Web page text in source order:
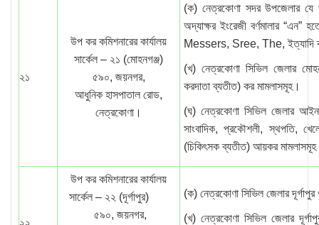
২১
উপ কর কমিশনারের কার্যালয়
সার্কেল – ২১ (মোহনগঞ্জ)
৫৯০, জয়নগর,
আধুনিক হাসপাতাল রোড,
নেত্রকোণা।
(ক) নেত্রকোণা সদর উপজেলার যে
অদ্যাক্ষর ইংরেজী বর্ণমালার
Messers, Sree, The, ইত্যাদি
(খ) নেত্রকোণা সিভিল জেলার
করদাতা ব্যতীত) কর মামলাসমূহ।
(ঘ) নেত্রকোণা সিভিল জেলার
সাংবাদিক, প্রকৌশলী, স্থপতি,
(চিকিৎসক ব্যতীত) আয়কর
উপ কর কমিশনারের কার্যালয়
সার্কেল – ২২ (দূর্গাপুর)
৫৯০, জয়নগর,
(ক) নেত্রকোণা সিভিল জেলার
(খ) নেত্রকোণা সিভিল জেলার